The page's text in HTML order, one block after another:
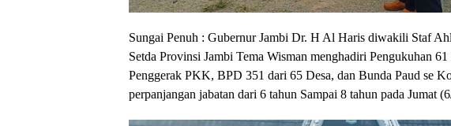
Sungai Penuh : Gubernur Jambi Dr. H Al Haris diwakili Staf
Setda Provinsi Jambi Tema Wisman menghadiri Pengukuhan
Penggerak PKK, BPD 351 dari 65 Desa, dan Bunda Paud se
perpanjangan jabatan dari 6 tahun Sampai 8 tahun pada Jumat